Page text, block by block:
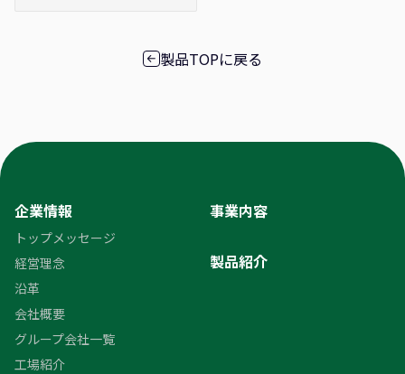
製品TOPに戻る
企業情報
トップメッセージ
経営理念
沿革
会社概要
グループ会社一覧
工場紹介
事業内容
製品紹介